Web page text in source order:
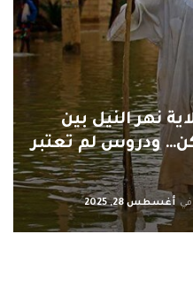
نهر النيل بين
ودروس لم تعتبر
في أغسطس 28, 2025